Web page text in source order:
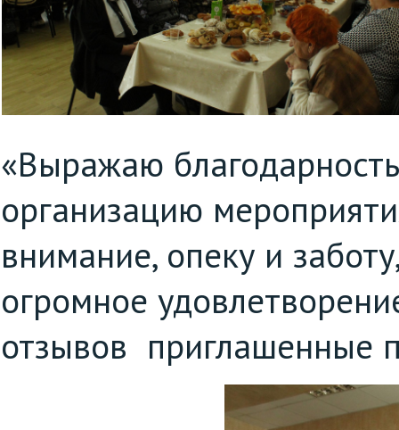
«Выражаю
организацию
внимание, опеку и
огромное
отзывов приглашенные